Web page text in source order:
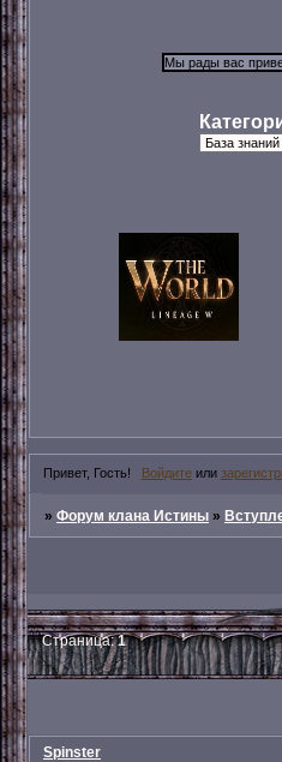
Привет, Гость! Войдитеили
»Форум клана Истины »
Страница:1
Spinster